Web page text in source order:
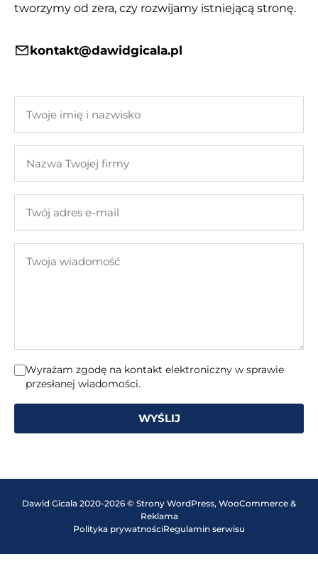
tworzymy od zera, czy rozwijamy istniejącą stronę.
kontakt@dawidgicala.pl
imię
nazwisko
Twojej
adres
mail
wiadomość
Wyrażam zgodę na kontakt elektroniczny w sprawie
przesłanej wiadomości.
WYŚLIJ
Dawid Gicala 2020-2026 © Strony WordPress, WooCommerce &
Reklama
Polityka prywatnościRegulamin serwisu